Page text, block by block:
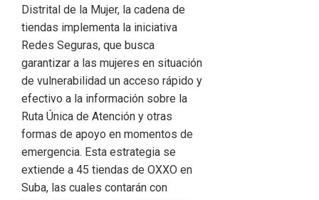
Distrital de la Mujer, la cadena de
tiendas implementa la iniciativa
Redes Seguras, que busca
garantizar a las mujeres en situación
de vulnerabilidad un acceso rápido y
efectivo a la información sobre la
Ruta Única de Atención y otras
formas de apoyo en momentos de
emergencia. Esta estrategia se
extiende a 45 tiendas de OXXO en
Suba, las cuales contarán con